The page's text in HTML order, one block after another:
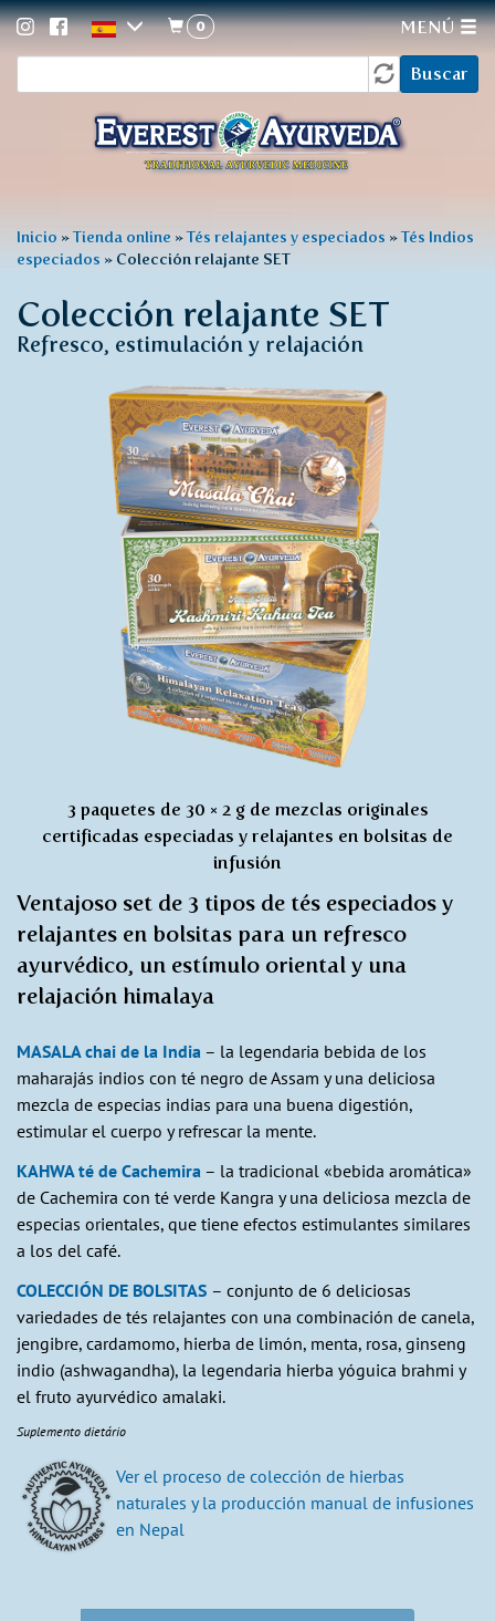
de
búsqueda
Buscar
0 MENÚ
Usted
está
aquí
Inicio »Tienda online »Tés relajantes y especiados »Tés Indios
especiados » Colección relajante SET
Colección relajante SET
Refresco, estimulación y relajación
3 paquetes de 30 × 2 g de mezclas originales
certificadas especiadas y relajantes en bolsitas de
infusión
Ventajoso set de 3 tipos de tés especiados y
relajantes en bolsitas para un refresco
ayurvédico, un estímulo oriental y una
relajación himalaya
MASALA chai de la India – la legendaria bebida de los
maharajás indios con té negro de Assam y una deliciosa
mezcla de especias indias para una buena digestión,
estimular el cuerpo y refrescar la mente.
KAHWA té de Cachemira – la tradicional «bebida aromática»
de Cachemira con té verde Kangra y una deliciosa mezcla de
especias orientales, que tiene efectos estimulantes similares
a los del café.
COLECCIÓN DE BOLSITAS – conjunto de 6 deliciosas
variedades de tés relajantes con una combinación de canela,
jengibre, cardamomo, hierba de limón, menta, rosa, ginseng
indio (ashwagandha), la legendaria hierba yóguica brahmi y
el fruto ayurvédico amalaki.
Suplemento dietário
Ver el proceso de colección de hierbas
naturales y la producción manual de infusiones
en Nepal​